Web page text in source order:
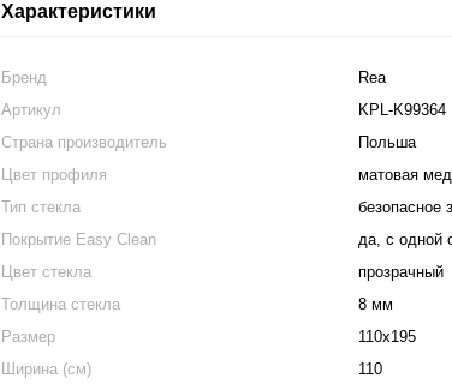
Характеристики
Бренд
Rea
Артикул
KPL-K99364
Страна производитель
Польша
Цвет профиля
матовая
Тип стекла
безопасное
Покрытие Easy Clean
да, с одной
Цвет стекла
прозрачный
Толщина стекла
8 мм
Размер
110х195
Ширина (см)
110